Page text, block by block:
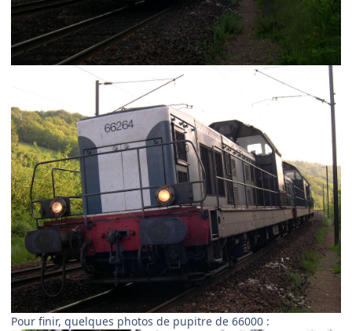
Pour finir, quelques photos de pupitre de 66000 :